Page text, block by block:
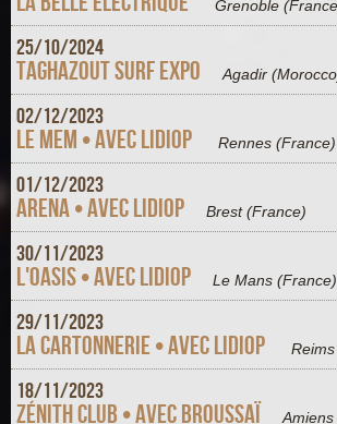
Grenoble
25/10/2024
Taghazout Surf Expo Agadir
02/12/2023
Le MEM • Avec Lidiop Rennes (France)
01/12/2023
Arena • Avec Lidiop Brest (France)
30/11/2023
L'Oasis • Avec Lidiop Le Mans (France)
29/11/2023
La Cartonnerie • Avec Lidiop Reims
18/11/2023
Zénith Club • Avec Broussaï Amiens